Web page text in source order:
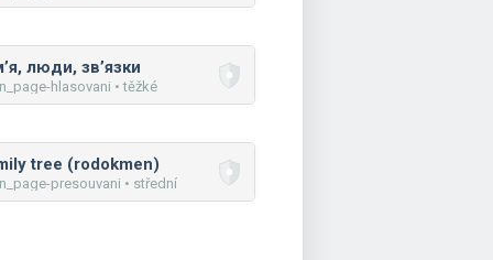
люди, зв’язки
hlasovani • těžké
tree (rodokmen)
presouvani • střední